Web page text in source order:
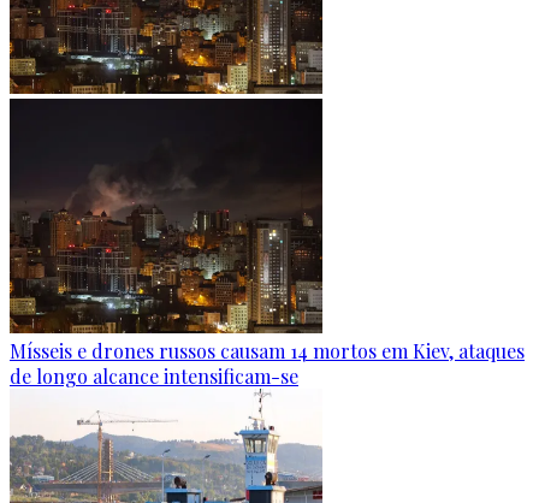
Mísseis e drones russos causam 14 mortos em Kiev, ataques
de longo alcance intensificam-se